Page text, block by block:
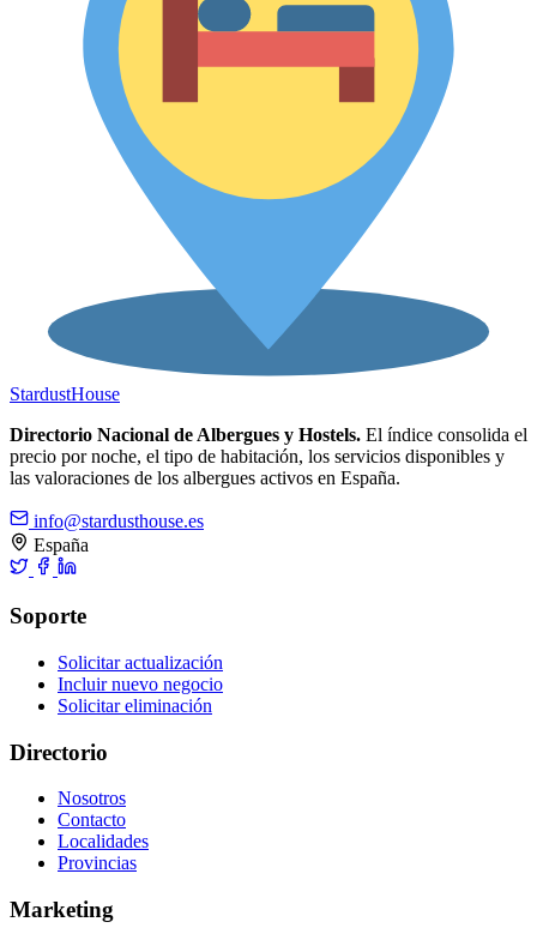
StardustHouse
Directorio Nacional de Albergues y Hostels. El índice consolida el
precio por noche, el tipo de habitación, los servicios disponibles y
las valoraciones de los albergues activos en España.
info@stardusthouse.es
España
Soporte
Solicitar actualización
Incluir nuevo negocio
Solicitar eliminación
Directorio
Nosotros
Contacto
Localidades
Provincias
Marketing